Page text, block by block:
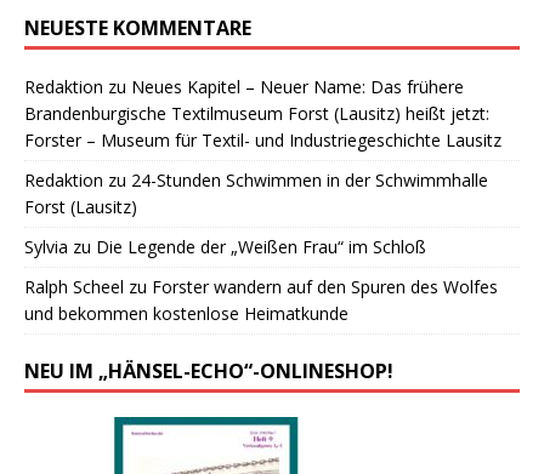
NEUESTE KOMMENTARE
Redaktion zu Neues Kapitel – Neuer Name: Das frühere
Brandenburgische Textilmuseum Forst (Lausitz) heißt jetzt:
Forster – Museum für Textil- und Industriegeschichte Lausitz
Redaktion zu 24-Stunden Schwimmen in der Schwimmhalle
Forst (Lausitz)
Sylvia zu Die Legende der „Weißen Frau“ im Schloß
Ralph Scheel zu Forster wandern auf den Spuren des Wolfes
und bekommen kostenlose Heimatkunde
NEU IM „HÄNSEL-ECHO“-ONLINESHOP!